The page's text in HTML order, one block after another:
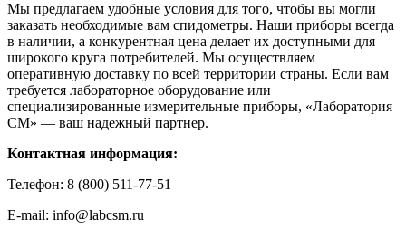
Мы предлагаем удобные условия для того, чтобы вы могли
заказать необходимые вам спидометры. Наши приборы всегда
в наличии, а конкурентная цена делает их доступными для
широкого круга потребителей. Мы осуществляем
оперативную доставку по всей территории страны. Если вам
требуется лабораторное оборудование или
специализированные измерительные приборы, «Лаборатория
СМ» — ваш надежный партнер.
Контактная информация:
Телефон: 8 (800) 511-77-51
E-mail: info@labcsm.ru